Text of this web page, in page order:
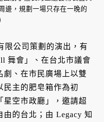
邊，規劃一場只存在一晚的
限公司策劃的演出，有
舞會」、在台北市議會
劇、在市民廣場上以雙
民主的肥皂箱作為初
星空市政廳」，邀請超
的台北；由 Legacy 知